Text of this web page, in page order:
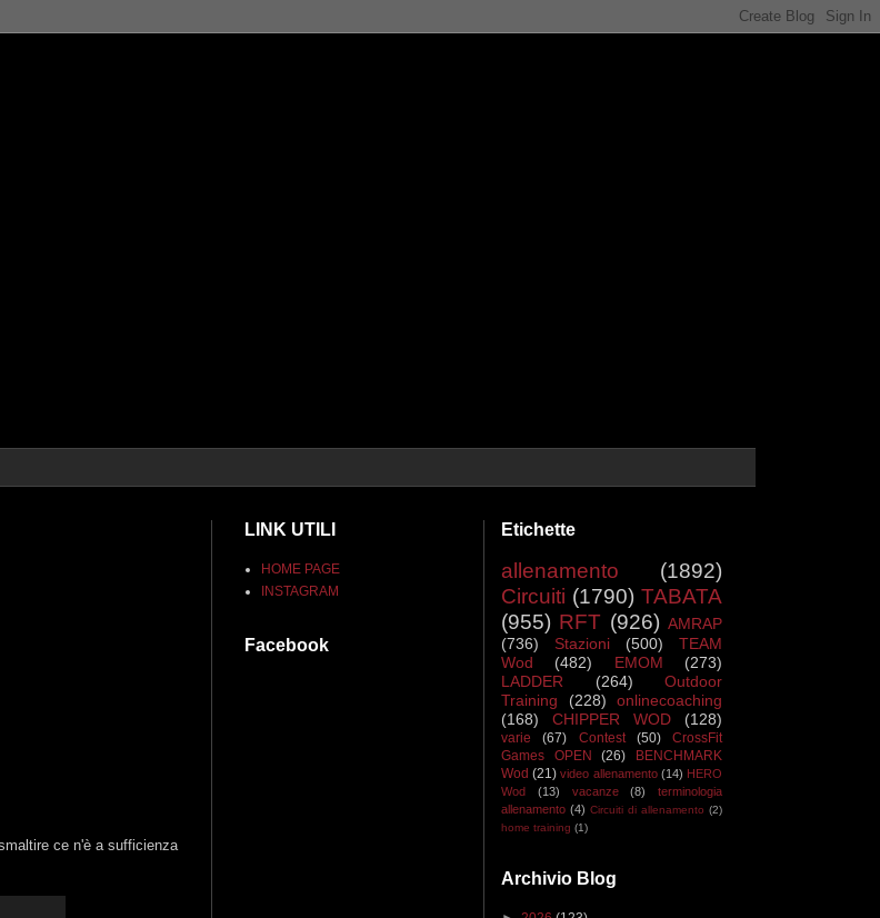
ce n'è a sufficienza
LINK UTILI
HOME PAGE
INSTAGRAM
Facebook
Etichette
allenamento
(1892)
Circuiti (1790) TABATA
(955) RFT (926) AMRAP
(736)
Stazioni (500)
TEAM
Wod
(482) EMOM
(273)
LADDER
(264)
Outdoor
Training
(228)
onlinecoaching
(168)
CHIPPER WOD (128)
varie (67) Contest (50)
CrossFit
Games OPEN
(26)
BENCHMARK
Wod (21) video allenamento (14) HERO
Wod
(13) vacanze (8)
terminologia
allenamento (4) Circuiti di allenamento (2)
home training (1)
Archivio Blog